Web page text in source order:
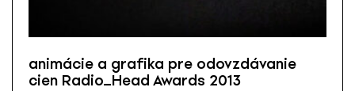
animácie a grafika pre odovzdávanie
cien Radio_Head Awards 2013